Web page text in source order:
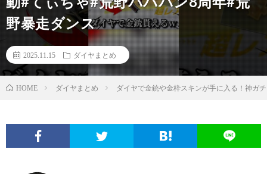
野暴走ダンス
2025.11.15 ダイヤまとめ
HOME ダイヤまとめ ダイヤで金銃や金枠スキンが手に入る！神ガ